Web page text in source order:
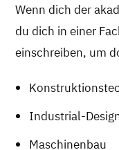
Wenn dich der
du dich in einer
einschreiben, um
Industrial-
Maschinenbau